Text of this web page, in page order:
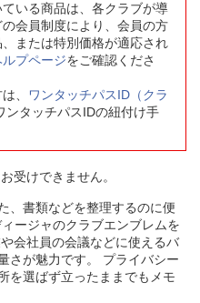
ている商品は、各クラブが導
会員制度により、会員の方
または特別価格が適応され
ルプページをご確認くださ
、
ワンタッチパスID（クラ
ンタッチパスIDの紐付け手
受けできません。
、書類などを整理するのに便
ージャのクラブエンブレムを
会社員の会議などに使えるバ
さが魅力です。 プライバシー
を選ばず立ったままでもメモ